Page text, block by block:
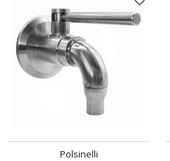
Polsinelli